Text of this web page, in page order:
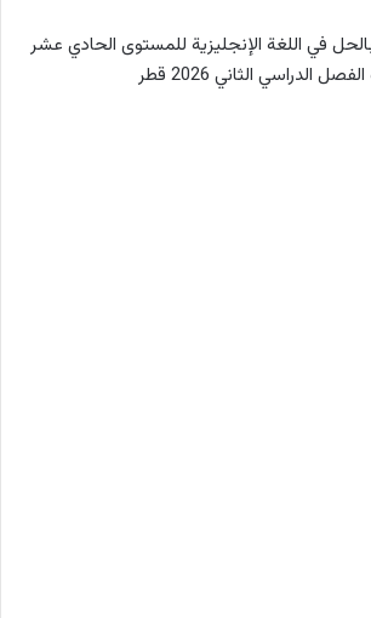
في اللغة الإنجليزية للمستوى الحادي عشر
الدراسي الثاني 2026 قطر